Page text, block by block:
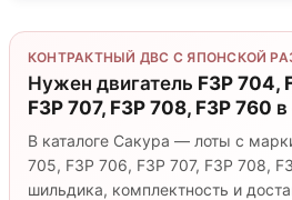
КОНТРАКТНЫЙ ДВС С ЯПОНСКОЙ
Нужен двигатель F3P 704,
F3P 707, F3P 708, F3P 760 в
В каталоге Сакура — лоты с
705, F3P 706, F3P 707, F3P 708,
шильдика, комплектность и